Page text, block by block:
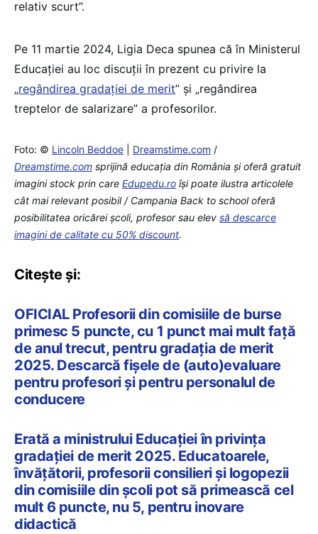
relativ scurt”.
Pe 11 martie 2024, Ligia Deca spunea că în Ministerul
Educației au loc discuții în prezent cu privire la
„regândirea gradației de merit” și „regândirea
treptelor de salarizare” a profesorilor.
Foto: © Lincoln Beddoe Dreamstime.com /
Dreamstime.com sprijină educaţia din România şi oferă gratuit
imagini stock prin care Edupedu.ro îşi poate ilustra articolele
cât mai relevant posibil / Campania Back to school oferă
posibilitatea oricărei școli, profesor sau elev să descarce
imagini de calitate cu 50% discount.
Citește și:
OFICIAL Profesorii din comisiile de burse
primesc 5 puncte, cu 1 punct mai mult față
de anul trecut, pentru gradația de merit
2025. Descarcă fișele de (auto)evaluare
pentru profesori și pentru personalul de
conducere
Erată a ministrului Educației în privința
gradației de merit 2025. Educatoarele,
învățătorii, profesorii consilieri și logopezii
din comisiile din școli pot să primească cel
mult 6 puncte, nu 5, pentru inovare
didactică